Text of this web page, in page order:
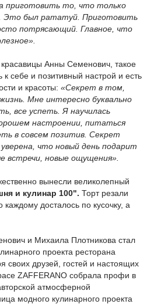
приготовить то, что только
Это был рататуй. Приготовить
потрясающий. Главное, что
Анны Семенович, такое
себе и позитивный настрой и есть
и красоты: «Секрет в том,
Мне интересно буквально
все успеть. Я научилась
настроении, питаться
в совсем позитив. Секрет
что новый день подарит
встречи, новые ощущения».
вынесли великолепный
и кулинар 100". Торт резали
досталось по кусочку, а
и Михаила Плотникова стал
проекта ресторана
своих друзей, гостей и настоящих
ZAFFERANO собрала профи в
атмосферной
модного кулинарного проекта